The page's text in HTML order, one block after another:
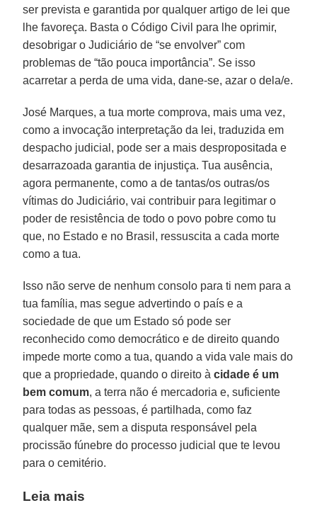
ser prevista e garantida por qualquer artigo de lei que
lhe favoreça. Basta o Código Civil para lhe oprimir,
desobrigar o Judiciário de “se envolver” com
problemas de “tão pouca importância”. Se isso
acarretar a perda de uma vida, dane-se, azar o dela/e.
José Marques, a tua morte comprova, mais uma vez,
como a invocação interpretação da lei, traduzida em
despacho judicial, pode ser a mais despropositada e
desarrazoada garantia de injustiça. Tua ausência,
agora permanente, como a de tantas/os outras/os
vítimas do Judiciário, vai contribuir para legitimar o
poder de resistência de todo o povo pobre como tu
que, no Estado e no Brasil, ressuscita a cada morte
como a tua.
Isso não serve de nenhum consolo para ti nem para a
tua família, mas segue advertindo o país e a
sociedade de que um Estado só pode ser
reconhecido como democrático e de direito quando
impede morte como a tua, quando a vida vale mais do
que a propriedade, quando o direito àcidade é um
bem comum, a terra não é mercadoria e, suficiente
para todas as pessoas, é partilhada, como faz
qualquer mãe, sem a disputa responsável pela
procissão fúnebre do processo judicial que te levou
para o cemitério.
Leia mais